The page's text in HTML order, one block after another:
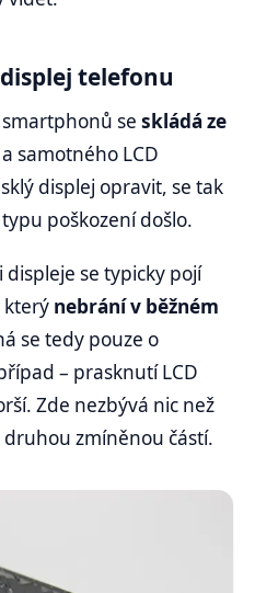
telefonu
se skládá ze
samotného LCD
displej opravit, se tak
poškození došlo.
displeje se typicky pojí
který nebrání v běžném
se tedy pouze o
– prasknutí LCD
Zde nezbývá nic než
druhou zmíněnou částí.